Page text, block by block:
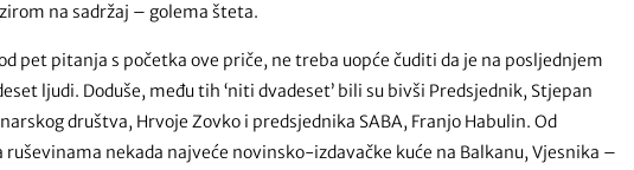
na sadržaj – golema šteta.
pet pitanja s početka ove priče, ne treba uopće čuditi da je na posljednjem
ljudi. Doduše, među tih ‘niti dvadeset’ bili su bivši Predsjednik, Stjepan
društva, Hrvoje Zovko i predsjednika SABA, Franjo Habulin. Od
nekada najveće novinsko-izdavačke kuće na Balkanu, Vjesnika –